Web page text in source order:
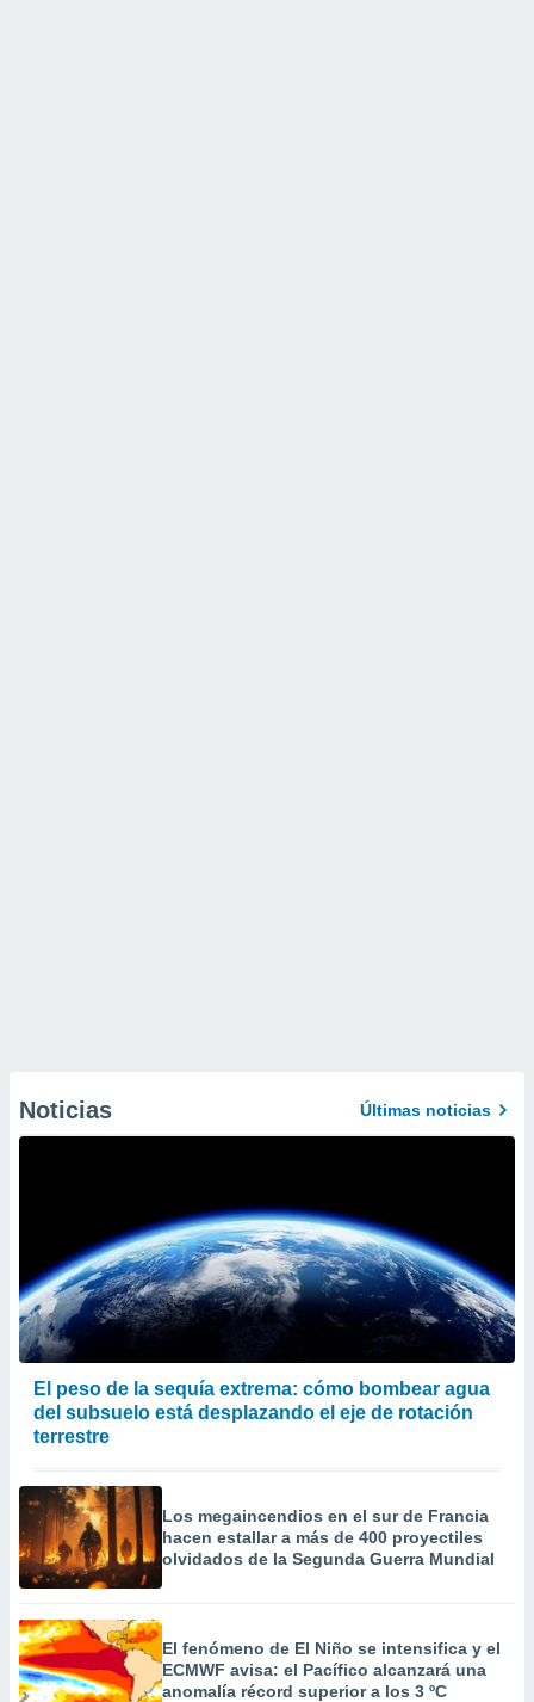
Noticias Últimas noticias
El peso de la sequía extrema: cómo bombear agua
del subsuelo está desplazando el eje de rotación
terrestre
Los megaincendios en el sur de Francia
hacen estallar a más de 400 proyectiles
olvidados de la Segunda Guerra Mundial
El fenómeno de El Niño se intensifica y el
ECMWF avisa: el Pacífico alcanzará una
anomalía récord superior a los 3 ºC